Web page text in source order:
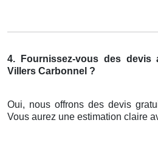
4. Fournissez-vous des devis
Villers Carbonnel ?
Oui, nous offrons des devis
Vous aurez une estimation claire